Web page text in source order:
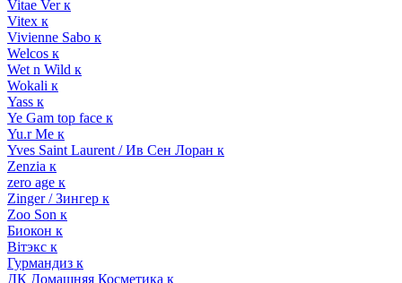
Vitae Ver к
Vitex к
Vivienne Sabo к
Welcos к
Wet n Wild к
Wokali к
Yass к
Ye Gam top face к
Yu.r Me к
Yves Saint Laurent / Ив Сен Лоран к
Zenzia к
zero age к
Zinger / Зингер к
Zoo Son к
Биокон к
Вiтэкс к
Гурмандиз к
ДК Домашняя Косметика к